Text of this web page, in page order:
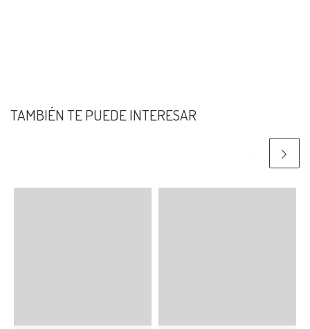
TAMBIÉN TE PUEDE INTERESAR